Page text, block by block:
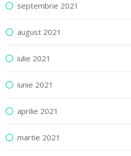
septembrie 2021
august 2021
iulie 2021
iunie 2021
aprilie 2021
martie 2021